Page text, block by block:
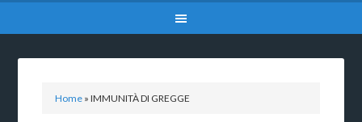
Home »IMMUNITÀ DI GREGGE